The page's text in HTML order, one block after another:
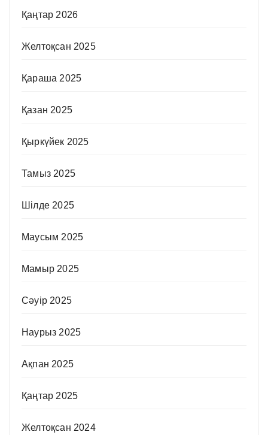
Қаңтар 2026
Желтоқсан 2025
Қараша 2025
Қазан 2025
Қыркүйек 2025
Тамыз 2025
Шілде 2025
Маусым 2025
Мамыр 2025
Сәуір 2025
Наурыз 2025
Ақпан 2025
Қаңтар 2025
Желтоқсан 2024